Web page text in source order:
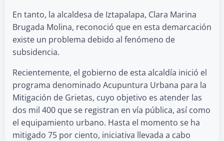
En tanto, la alcaldesa de Iztapalapa, Clara Marina
Brugada Molina, reconoció que en esta demarcación
existe un problema debido al fenómeno de
subsidencia.
Recientemente, el gobierno de esta alcaldía inició el
programa denominado Acupuntura Urbana para la
Mitigación de Grietas, cuyo objetivo es atender las
dos mil 400 que se registran en vía pública, así como
el equipamiento urbano. Hasta el momento se ha
mitigado 75 por ciento, iniciativa llevada a cabo